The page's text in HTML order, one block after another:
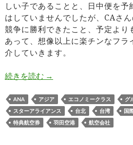
しい子であることと、日中便を
はしていませんでしたが、CAさ
競争に勝利できたこと、予定より
あって、想像以上に楽チンなフラ
介していきます。
続きを読む ANA羽田→台北（松山
→
ANA アジア エコノミークラス
グ
スターアライアンス
台北 台湾 国
特典航空券
羽田空港 航空会社